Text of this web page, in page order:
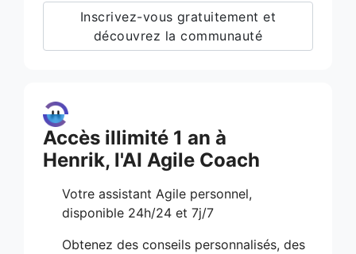
Inscrivez-vous gratuitement et
découvrez la communauté
Accès illimité 1 an à
Henrik, l'AI Agile Coach
Votre assistant Agile personnel,
disponible 24h/24 et 7j/7
Obtenez des conseils personnalisés, des